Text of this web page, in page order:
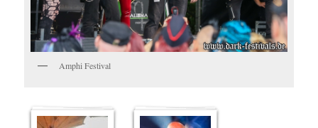
Amphi Festival